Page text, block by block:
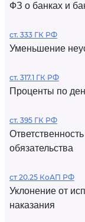
ФЗ о банках и
ст. 333 ГК РФ
Уменьшение
ст. 317.1 ГК РФ
Проценты по
ст. 395 ГК РФ
обязательства
ст 20.25 КоАП РФ
Уклонение от
наказания